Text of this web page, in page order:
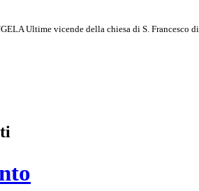
Ultime vicende della chiesa di S. Francesco